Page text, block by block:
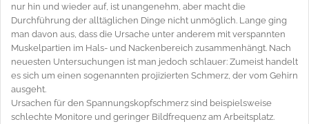
nur hin und wieder auf, ist unangenehm, aber macht die
Durchführung der alltäglichen Dinge nicht unmöglich. Lange ging
man davon aus, dass die Ursache unter anderem mit verspannten
Muskelpartien im Hals- und Nackenbereich zusammenhängt. Nach
neuesten Untersuchungen ist man jedoch schlauer: Zumeist handelt
es sich um einen sogenannten projizierten Schmerz, der vom Gehirn
ausgeht.
Ursachen für den Spannungskopfschmerz sind beispielsweise
schlechte Monitore und geringer Bildfrequenz am Arbeitsplatz.